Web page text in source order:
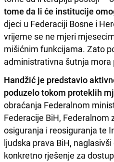
tome da li će institucije
djeci u Federaciji Bosne i
vrijeme se ne mjeri
mišićnim funkcijama. Zato
administrativna šutnja mora
Handžić je predstavio
poduzelo tokom proteklih
obraćanja Federalnom
Federacije BiH, Federalnom
osiguranja i reosiguranja te
ljudska prava BiH,
konkretno rješenje za